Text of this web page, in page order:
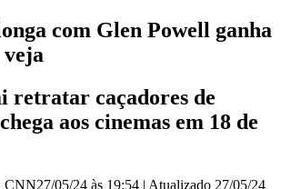
com Glen Powell ganha
retratar caçadores de
aos cinemas em 18 de
CNN27/05/24 às 19:54 | Atualizado 27/05/24